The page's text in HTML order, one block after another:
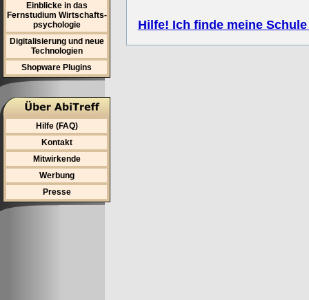
Einblicke in das
Fernstudium Wirtschafts-
psychologie
Digitalisierung und neue
Technologien
Shopware Plugins
Hilfe (FAQ)
Kontakt
Mitwirkende
Werbung
Presse
Hilfe! Ich finde meine